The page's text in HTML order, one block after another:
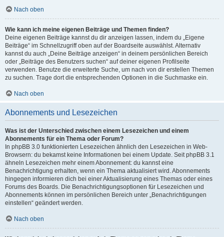
Nach oben
Wie kann ich meine eigenen Beiträge und Themen finden?
Deine eigenen Beiträge kannst du dir anzeigen lassen, indem du „Eigene
Beiträge“ im Schnellzugriff oben auf der Boardseite auswählst. Alternativ
kannst du auch „Deine Beiträge anzeigen“ in deinem persönlichen Bereich
oder „Beiträge des Benutzers suchen“ auf deiner eigenen Profilseite
verwenden. Benutze die erweiterte Suche, um nach von dir erstellen Themen
zu suchen. Trage dort die entsprechenden Optionen in die Suchmaske ein.
Nach oben
Abonnements und Lesezeichen
Was ist der Unterschied zwischen einem Lesezeichen und einem
Abonnements für ein Thema oder Forum?
In phpBB 3.0 funktionierten Lesezeichen ähnlich den Lesezeichen in Web-
Browsern: du bekamst keine Informationen bei einem Update. Seit phpBB 3.1
ähneln Lesezeichen mehr einem Abonnement: du kannst eine
Benachrichtigung erhalten, wenn ein Thema aktualisiert wird. Abonnements
hingegen informieren dich bei einer Aktualisierung eines Themas oder eines
Forums des Boards. Die Benachrichtigungsoptionen für Lesezeichen und
Abonnements können im persönlichen Bereich unter „Benachrichtigungen
einstellen“ geändert werden.
Nach oben